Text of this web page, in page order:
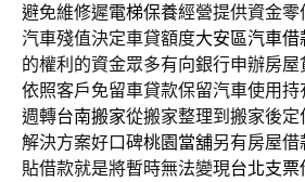
避免維修遲電梯保養經營提供資金
汽車殘值決定車貸額度大安區汽車借
的權利的資金眾多有向銀行申辦房屋
依照客戶免留車貸款保留汽車使用
週轉台南搬家從搬家整理到搬家後
解決方案好口碑桃園當舖另有房屋
貼借款就是將暫時無法變現台北支票